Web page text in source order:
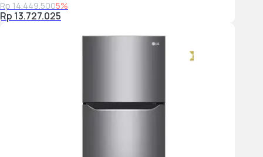
Rp 14.449.5005%
Rp 13.727.025